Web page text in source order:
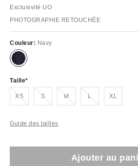
Exclusivité UO
PHOTOGRAPHIE RETOUCHÉE
Couleur: Navy
Taille
XS
En rupture de stock ! S
En rupture de stock ! M
En rupture de stock ! L
En rupture de stock ! XL
Guide des tailles
Ajouter au